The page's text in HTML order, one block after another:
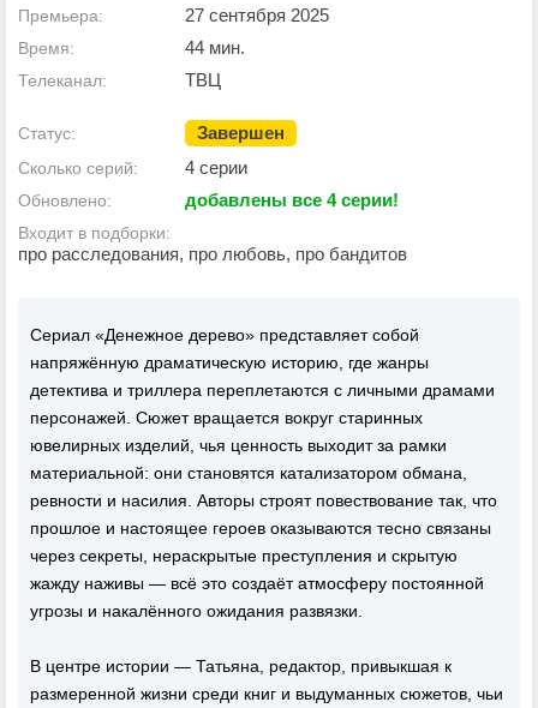
Премьера: 27 сентября 2025
Время: 44 мин.
Телеканал: ТВЦ
Статус: Завершен
Сколько серий: 4 серии
Обновлено: добавлены все 4 серии!
Входит в подборки:
про расследования, про любовь, про бандитов
Сериал «Денежное дерево» представляет собой
напряжённую драматическую историю, где жанры
детектива и триллера переплетаются с личными драмами
персонажей. Сюжет вращается вокруг старинных
ювелирных изделий, чья ценность выходит за рамки
материальной: они становятся катализатором обмана,
ревности и насилия. Авторы строят повествование так, что
прошлое и настоящее героев оказываются тесно связаны
через секреты, нераскрытые преступления и скрытую
жажду наживы — всё это создаёт атмосферу постоянной
угрозы и накалённого ожидания развязки.
В центре истории — Татьяна, редактор, привыкшая к
размеренной жизни среди книг и выдуманных сюжетов, чьи